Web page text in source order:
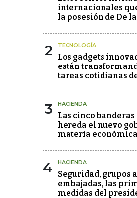
internacionales
la posesión de De
2 TECNOLOGÍA
Los gadgets
están
tareas cotidianas
3 HACIENDA
Las cinco banderas
hereda el nuevo
materia económica
4 HACIENDA
Seguridad, grupos
embajadas, las
medidas del